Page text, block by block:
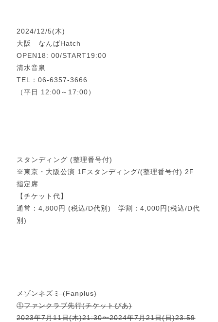
2024/12/5(木)
大阪 なんばHatch
OPEN18: 00/START19:00
清水音泉
TEL：06-6357-3666
（平日 12:00～17:00）
スタンディング (整理番号付)
※東京・大阪公演 1Fスタンディング/(整理番号付) 2F
指定席
【チケット代】
通常：4,800円 (税込/D代別) 学割：4,000円(税込/D代
別)
メゾンネズミ (Fanplus)
①ファンクラブ先行(チケットぴあ)
2023年7月11日(木)21:30〜2024年7月21日(日)23:59